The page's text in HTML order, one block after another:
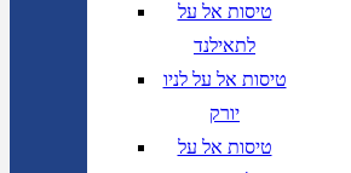
טיסות אל על
לתאילנד
טיסות אל על לניו
יורק
טיסות אל על